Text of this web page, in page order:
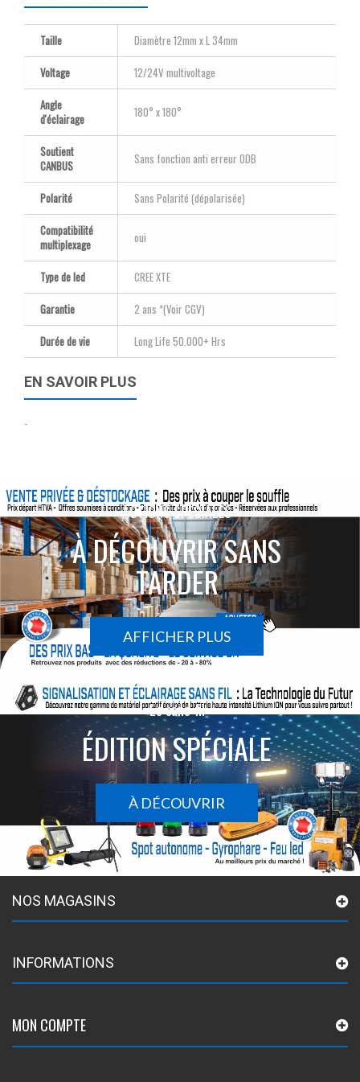
Taille
Diamètre 12mm x L 34mm
Voltage
12/24V multivoltage
Angle
d'éclairage
180° x 180°
Soutient
CANBUS
Sans fonction anti erreur ODB
Polarité
Sans Polarité (dépolarisée)
Compatibilité
multiplexage
oui
Type de led
CREE XTE
Garantie
2 ans *(Voir CGV)
Durée de vie
Long Life 50.000+ Hrs
EN SAVOIR PLUS
-
ACTIONS SPÉCIALES
À DÉCOUVRIR SANS
TARDER
AFFICHER PLUS
Le sans-fil
ÉDITION SPÉCIALE
À DÉCOUVRIR
NOS MAGASINS
INFORMATIONS
MON COMPTE